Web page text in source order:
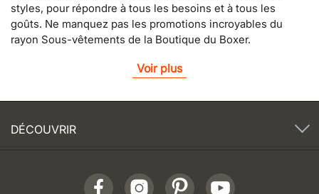
styles, pour répondre à tous les besoins et à tous les
goûts. Ne manquez pas les promotions incroyables du
rayon Sous-vêtements de la Boutique du Boxer.
Voir plus
DÉCOUVRIR